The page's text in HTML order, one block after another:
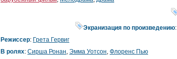
Экранизация по произведению:
Режиссер: Грета Гервиг
В ролях: Сирша Ронан Эмма Уотсон Флоренс Пью